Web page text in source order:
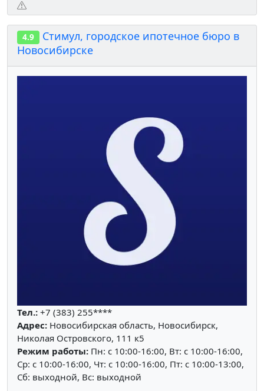
4.9
Стимул, городское ипотечное бюро в
Новосибирске
Тел.: +7 (383) 255****
Адрес: Новосибирская область, Новосибирск,
Николая Островского, 111 к5
Режим работы: Пн: c 10:00-16:00, Вт: c 10:00-16:00,
Ср: c 10:00-16:00, Чт: c 10:00-16:00, Пт: c 10:00-13:00,
Сб: выходной, Вс: выходной